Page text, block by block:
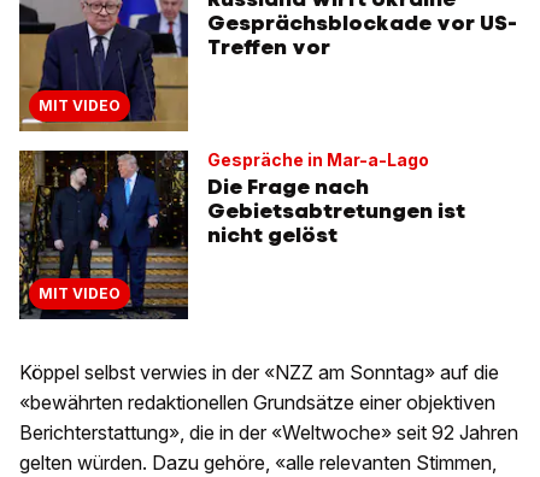
MIT VIDEO
Gesprächsblockade vor US-
Treffen vor
MIT VIDEO
Gespräche in Mar-a-Lago
Die Frage nach
Gebietsabtretungen ist
nicht gelöst
Köppel selbst verwies in der «NZZ am Sonntag» auf die
«bewährten redaktionellen Grundsätze einer objektiven
Berichterstattung», die in der «Weltwoche» seit 92 Jahren
gelten würden. Dazu gehöre, «alle relevanten Stimmen,